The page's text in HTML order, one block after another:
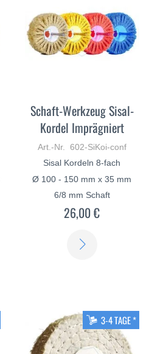
Schaft-Werkzeug Sisal-
Kordel Imprägniert
Art.-Nr. 602-SiKoi-conf
Sisal Kordeln 8-fach
Ø 100 - 150 mm x 35 mm
6/8 mm Schaft
26,00 €
3-4 TAGE *